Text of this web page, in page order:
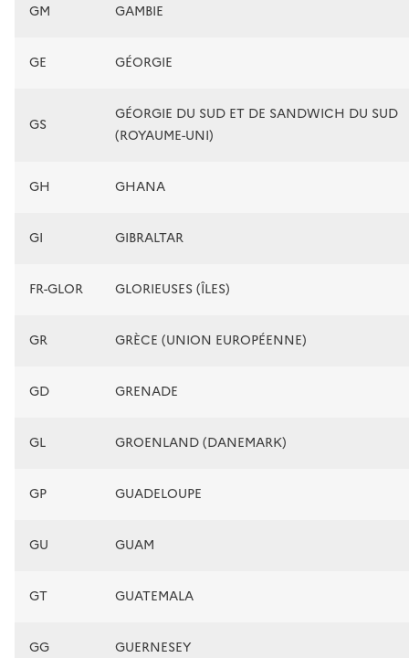
GM GAMBIE
GE GÉORGIE
GS
GÉORGIE DU SUD ET DE SANDWICH DU SUD
(ROYAUME-UNI)
GH GHANA
GI GIBRALTAR
FR-GLOR GLORIEUSES (ÎLES)
GR GRÈCE (UNION EUROPÉENNE)
GD GRENADE
GL GROENLAND (DANEMARK)
GP GUADELOUPE
GU GUAM
GT GUATEMALA
GG GUERNESEY